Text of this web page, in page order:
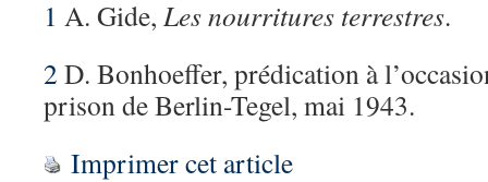
1 A. Gide, Les nourritures terrestres.
2 D. Bonhoeffer, prédication à
prison de Berlin-Tegel, mai 1943.
Imprimer cet article